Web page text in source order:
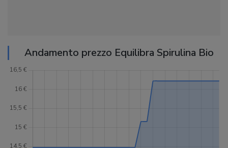
Andamento prezzo Equilibra Spirulina Bio